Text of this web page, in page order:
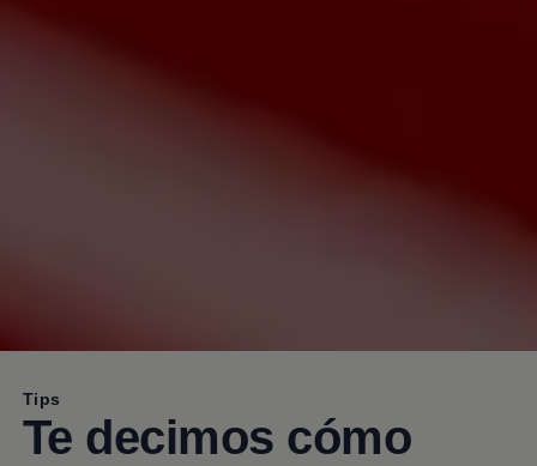
Tips
Te decimos cómo